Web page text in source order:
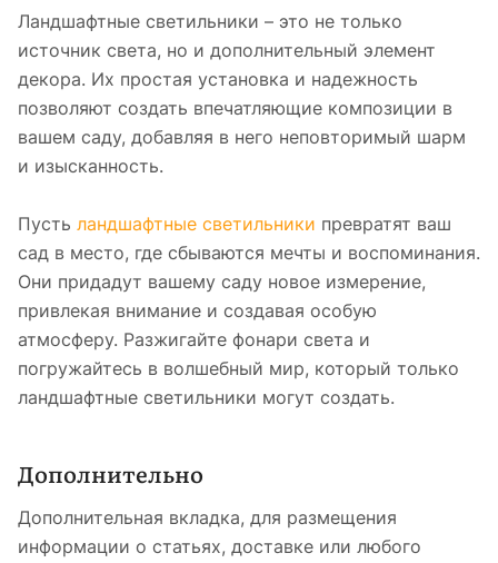
Ландшафтные светильники – это не только
источник света, но и дополнительный элемент
декора. Их простая установка и надежность
позволяют создать впечатляющие композиции в
вашем саду, добавляя в него неповторимый шарм
и изысканность.
Пусть ландшафтные светильники превратят ваш
сад в место, где сбываются мечты и воспоминания.
Они придадут вашему саду новое измерение,
привлекая внимание и создавая особую
атмосферу. Разжигайте фонари света и
погружайтесь в волшебный мир, который только
ландшафтные светильники могут создать.
Дополнительно
Дополнительная вкладка, для размещения
информации о статьях, доставке или любого